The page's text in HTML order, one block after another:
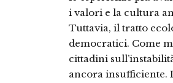
i valori e la cultura
Tuttavia, il tratto
democratici. Come
cittadini
ancora insufficiente.